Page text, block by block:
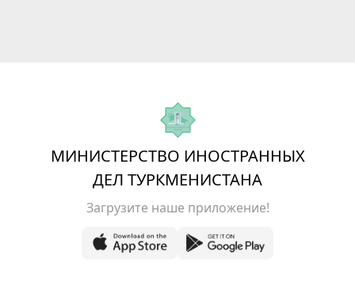
МИНИСТЕРСТВО ИНОСТРАННЫХ
ДЕЛ ТУРКМЕНИСТАНА
Загрузите наше приложение!